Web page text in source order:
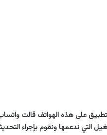
على هذه الهواتف قالت واتساب:
التي ندعمها ونقوم بإجراء